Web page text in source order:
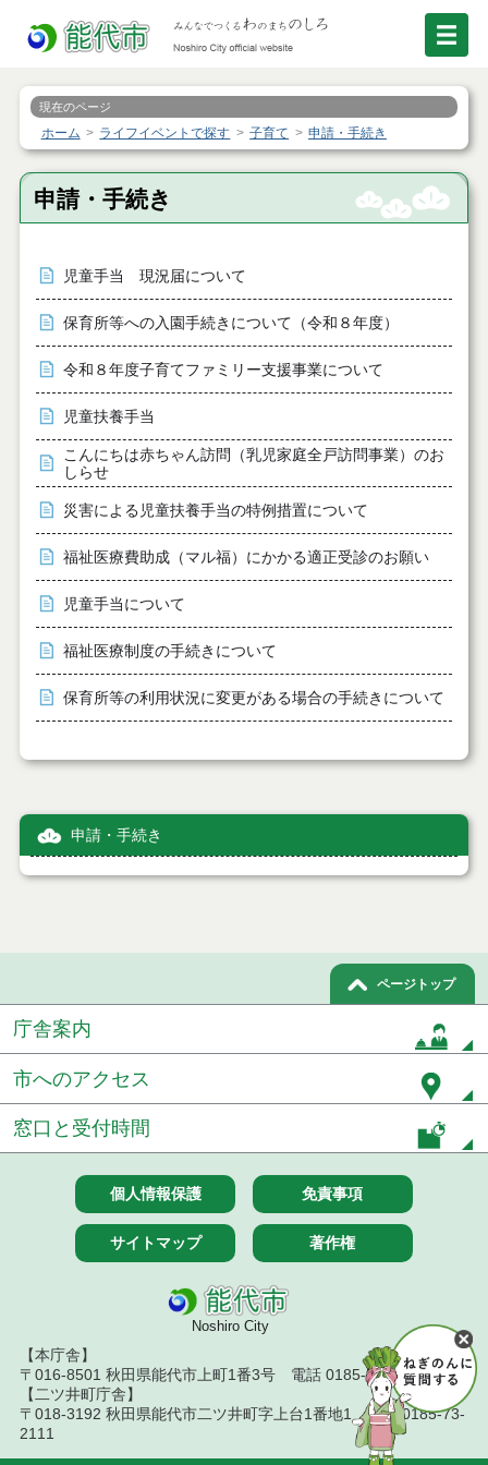
現在のページ
ホーム ライフイベントで探す 子育て 申請・手続き
申請・手続き
児童手当 現況届について
保育所等への入園手続きについて（令和８年度）
令和８年度子育てファミリー支援事業について
児童扶養手当
こんにちは赤ちゃん訪問（乳児家庭全戸訪問事業）のお
しらせ
災害による児童扶養手当の特例措置について
福祉医療費助成（マル福）にかかる適正受診のお願い
児童手当について
福祉医療制度の手続きについて
保育所等の利用状況に変更がある場合の手続きについて
申請・手続き
ページトップ
庁舎案内
市へのアクセス
窓口と受付時間
個人情報保護 免責事項
サイトマップ 著作権
Noshiro City
【本庁舎】
〒016-8501 秋田県能代市上町1番3号 電話 0185-52-2111
【二ツ井町庁舎】
〒018-3192 秋田県能代市二ツ井町字上台1番地1 電話 0185-73-
2111